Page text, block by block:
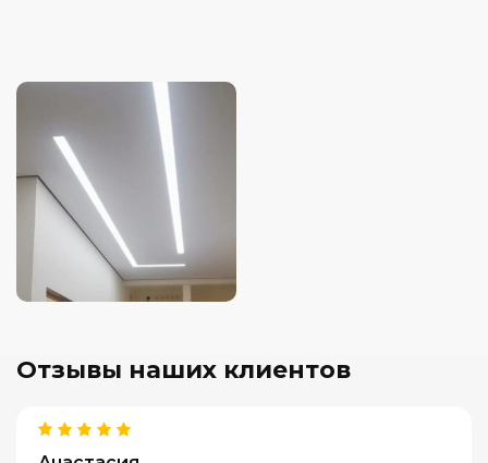
Отзывы наших клиентов